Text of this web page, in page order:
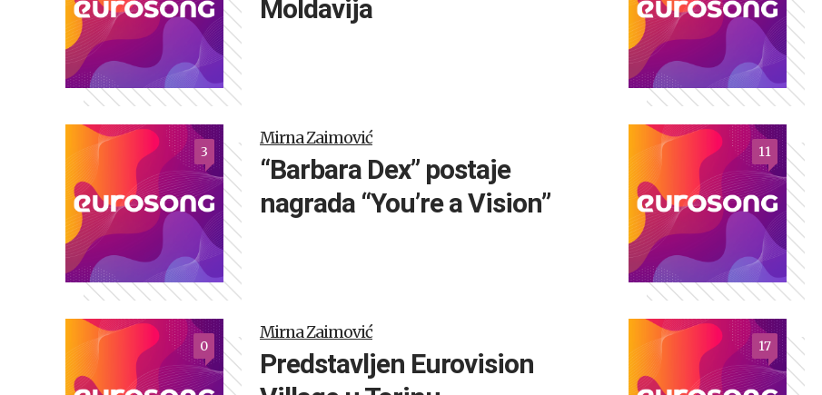
Moldavija
3
Mirna Zaimović
“Barbara Dex” postaje
nagrada “You’re a Vision”
11
0
Mirna Zaimović
Predstavljen Eurovision
17